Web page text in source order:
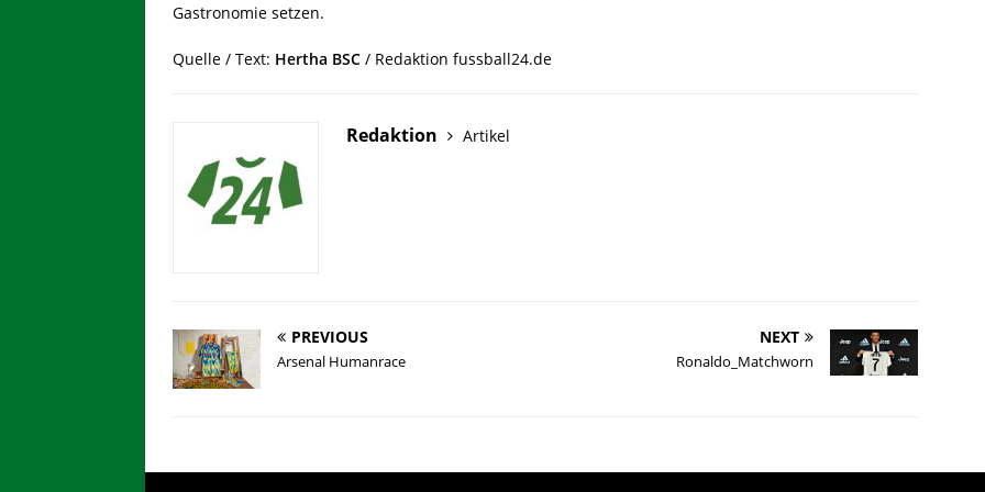
Gastronomie setzen.
Quelle / Text: Hertha BSC / Redaktion fussball24.de
Redaktion Artikel
PREVIOUS
Arsenal Humanrace
NEXT
Ronaldo_Matchworn